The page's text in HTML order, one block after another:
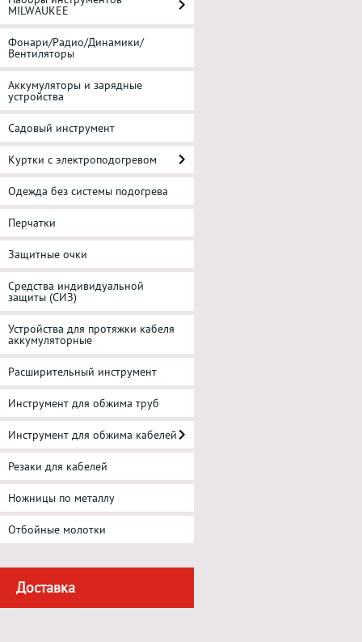
MILWAUKEE
Фонари/Радио/Динамики/
Вентиляторы
Аккумуляторы и зарядные
устройства
Садовый инструмент
Куртки с электроподогревом
Одежда без системы подогрева
Перчатки
Защитные очки
Средства индивидуальной
защиты (СИЗ)
Устройства для протяжки кабеля
аккумуляторные
Расширительный инструмент
Инструмент для обжима труб
Инструмент для обжима кабелей
Резаки для кабелей
Ножницы по металлу
Отбойные молотки
Доставка